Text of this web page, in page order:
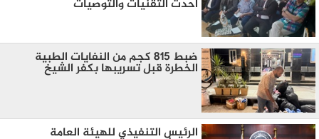
أحدث التقنيات والتوصيات
ضبط 815 كجم من النفايات الطبية
الخطرة قبل تسريبها بكفر الشيخ
الرئيس التنفيذي للهيئة العامة